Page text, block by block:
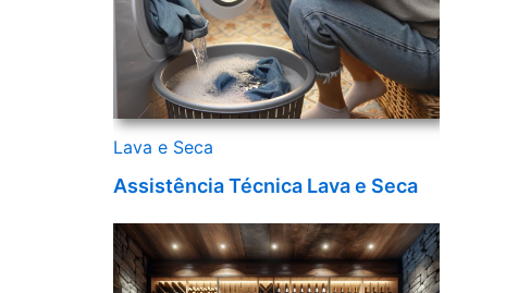
Lava e Seca
Assistência Técnica Lava e Seca